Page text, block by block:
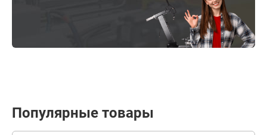
Популярные товары